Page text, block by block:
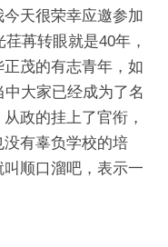
天很荣幸应邀参加
苒转眼就是40年，
茂的有志青年，如
大家已经成为了名
政的挂上了官衔，
有辜负学校的培
顺口溜吧，表示一